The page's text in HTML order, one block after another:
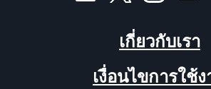
เกี่ยวกับเรา
เงื่อนไขการใช้